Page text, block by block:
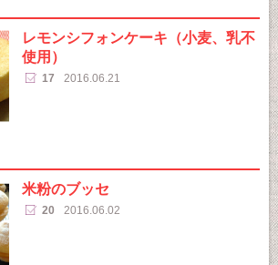
レモンシフォンケーキ（小麦、乳不
使用）
17 2016.06.21
米粉のブッセ
20 2016.06.02